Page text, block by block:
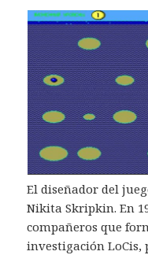
El diseñador del
Nikita Skripkin. En
compañeros que
investigación